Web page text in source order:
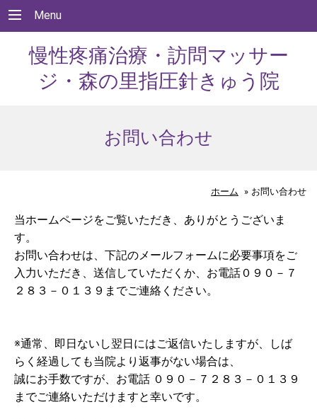
Menu
慢性疼痛治療・訪問マッサー
ジ・森の里指圧針きゅう院
お問い合わせ
ホーム » お問い合わせ
当ホームページをご覧いただき、ありがとうございま
す。
お問い合わせは、下記のメールフォームに必要事項をご
入力いただき、送信していただくか、お電話０９０－７
２８３－０１３９までご連絡ください。
※通常、即日ないし翌日にはご返信いたしますが、しば
らく経過しても当院より返事がない場合は、
誠にお手数ですが、お電話 ０９０－７２８３－０１３９
までご連絡いただけますと幸いです。